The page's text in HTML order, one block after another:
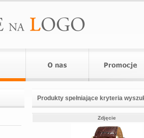
Produkty spełniające kryteria
Zdjęcie